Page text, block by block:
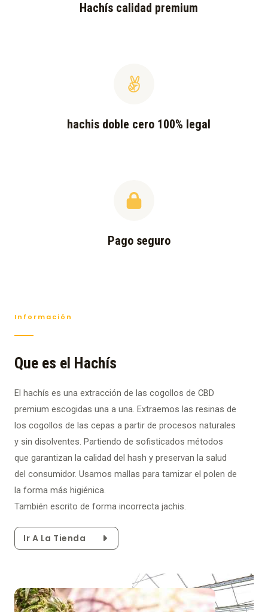
Hachís calidad premium
hachis doble cero 100% legal
Pago seguro
Información
Que es el Hachís
El hachís es una extracción de las cogollos de CBD
premium escogidas una a una. Extraemos las resinas de
los cogollos de las cepas a partir de procesos naturales
y sin disolventes. Partiendo de sofisticados métodos
que garantizan la calidad del hash y preservan la salud
del consumidor. Usamos mallas para tamizar el polen de
la forma más higiénica.
También escrito de forma incorrecta jachis.
Ir A La Tienda